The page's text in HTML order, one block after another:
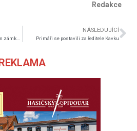
Redakce
NÁSLEDUJÍCÍ
Primáři se postavili za ředitele Kavku